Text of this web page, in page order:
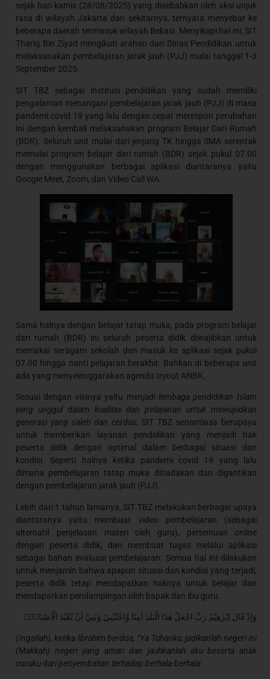
sejak hari kamis (28/08/2025) yang disebabkan oleh aksi unjuk
rasa di wilayah Jakarta dan sekitarnya, ternyata menyebar ke
beberapa daerah termasuk wilayah Bekasi. Menyikapi hal ini, SIT
Thariq Bin Ziyad mengikuti arahan dari Dinas Pendidikan untuk
melaksanakan pembelajaran jarak jauh (PJJ) mulai tanggal 1-3
September 2025.
SIT TBZ sebagai institusi pendidikan yang sudah memiliki
pengalaman menangani pembelajaran jarak jauh (PJJ) di masa
pandemi covid 19 yang lalu dengan cepat merespon perubahan
ini dengan kembali melaksanakan program Belajar Dari Rumah
(BDR). Seluruh unit mulai dari jenjang TK hingga SMA serentak
memulai program belajar dari rumah (BDR) sejak pukul 07.00
dengan menggunakan berbagai aplikasi diantaranya yaitu
Google Meet, Zoom, dan Video Call WA.
Sama halnya dengan belajar tatap muka, pada program belajar
dari rumah (BDR) ini seluruh peserta didik diwajibkan untuk
memakai seragam sekolah dan masuk ke aplikasi sejak pukul
07.00 hingga nanti pelajaran berakhir. Bahkan di beberapa unit
ada yang menyelenggarakan agenda tryout ANBK.
Sesuai dengan visinya yaitu menjadi lembaga pendidikan Islam
yang unggul dalam kualitas dan pelayanan untuk mewujudkan
generasi yang saleh dan cerdas, SIT TBZ senantiasa berupaya
untuk memberikan layanan pendidikan yang menjadi hak
peserta didik dengan optimal dalam berbagai situasi dan
kondisi. Seperti halnya ketika pandemi covid 19 yang lalu
dimana pembelajaran tatap muka ditiadakan dan digantikan
dengan pembelajaran jarak jauh (PJJ).
Lebih dari 1 tahun lamanya, SIT TBZ melakukan berbagai upaya
diantaranya yaitu membuat video pembelajaran (sebagai
alternatif penjelasan materi oleh guru), pertemuan online
dengan peserta didik, dan membuat tugas melalui aplikasi
sebagai bahan evaluasi pembelajaran. Semua hal ini dilakukan
untuk menjamin bahwa apapun situasi dan kondisi yang terjadi,
peserta didik tetap mendapatkan haknya untuk belajar dan
mendapatkan pendampingan oleh bapak dan ibu guru.
وَاِذْ قَالَ اِبْرٰهِيْمُ رَبِّ اجْعَلْ هٰذَا الْبَلَدَ اٰمِنًا وَّاجْنُبْنِيْ وَبَنِيَّ اَنْ نَّعْبُدَ الْاَصْنَامَۗ
(Ingatlah), ketika Ibrahim berdoa, “Ya Tuhanku, jadikanlah negeri ini
(Makkah) negeri yang aman dan jauhkanlah aku beserta anak
cucuku dari penyembahan terhadap berhala-berhala